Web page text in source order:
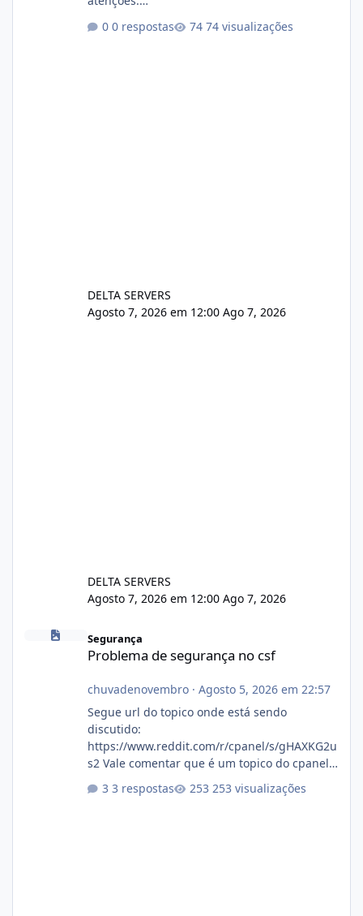
xjx23zz5f Criamos uma breve explicação:
0 respostas 74 visualizações
DELTA SERVERS
Agosto 7, 2026 em 12:00 Ago 7, 2026
DELTA SERVERS
Agosto 7, 2026 em 12:00 Ago 7, 2026
Segurança
Problema de segurança no csf
chuvadenovembro· Agosto 5, 2026 em 22:57
Segue url do topico onde está sendo
discutido:
https://www.reddit.com/r/cpanel/s/gHAXKG2u
s2 Vale comentar que é um topico do cpanel...
3 respostas 253 visualizações